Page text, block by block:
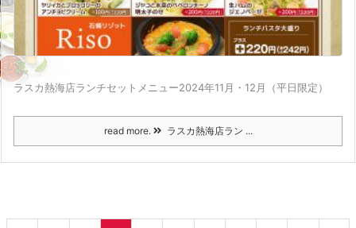
ラスカ熱海店ランチセットメニュー2024年11月・12月（平日限定）
read more. ラスカ熱海店ラン ...